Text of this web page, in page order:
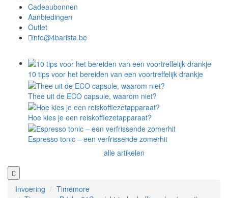
Cadeaubonnen
Aanbiedingen
Outlet
info@4barista.be
10 tips voor het bereiden van een voortreffelijk drankje
Thee uit de ECO capsule, waarom niet?
Hoe kies je een reiskoffiezetapparaat?
Espresso tonic – een verfrissende zomerhit
alle artikelen
Invoering
Timemore